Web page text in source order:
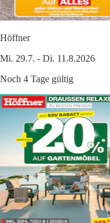
Höffner
Mi. 29.7. - Di. 11.8.2026
Noch 4 Tage gültig